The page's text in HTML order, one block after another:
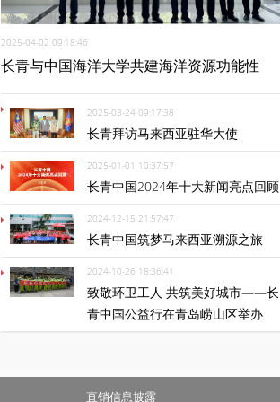
2025-04-02 09:18:46
长青与中国海洋大学共建海洋资源功能性
2025-03-24 09:17:38
长青拜访马来西亚驻华大使
2025-01-01 10:37:57
长青中国2024年十大新闻亮点回顾
2024-12-15 21:57:47
长青中国筑梦马来西亚溯源之旅
2024-10-26 18:36:41
致敬环卫工人 共筑美好城市——长
青中国公益行在青岛崂山区举办
直销信息披露